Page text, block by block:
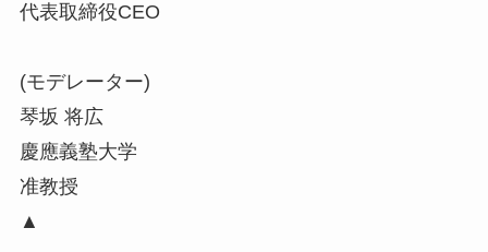
代表取締役CEO
(モデレーター)
琴坂 将広
慶應義塾大学
准教授
▲